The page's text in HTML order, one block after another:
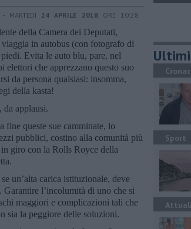
MARTEDÌ 24 APRILE 2018 ORE 10:28
della Camera dei Deputati,
viaggia in autobus (con fotografo di
Evita le auto blu, pare, nel
elettori che apprezzano questo suo
da persona qualsiasi: insomma,
della kasta!
da applausi.
fine queste sue camminate, lo
pubblici, costino alla comunità più
in giro con la Rolls Royce della
un’alta carica istituzionale, deve
Garantire l’incolumità di uno che si
maggiori e complicazioni tali che
sia la peggiore delle soluzioni.
Sport